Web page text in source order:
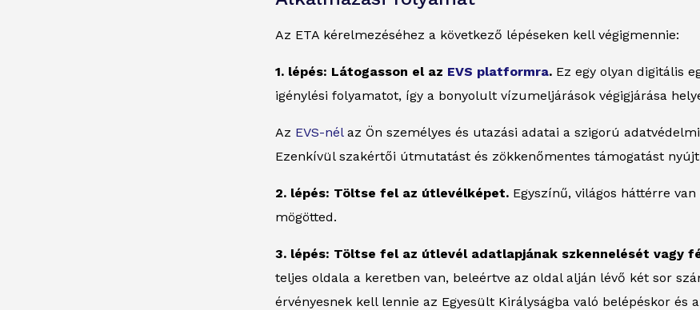
Az ETA kérelmezéséhez a következő lépéseken kell végigmennie:
1. lépés: Látogasson el az EVS platformra. Ez egy olyan digitális
igénylési folyamatot, így a bonyolult vízumeljárások végigjárása
Az EVS-nélaz Ön személyes és utazási adatai a szigorú
Ezenkívül szakértői útmutatást és zökkenőmentes támogatást
2. lépés: Töltse fel az útlevélképet. Egyszínű, világos háttérre
mögötted.
3. lépés: Töltse fel az útlevél adatlapjának szkennelését vagy
teljes oldala a keretben van, beleértve az oldal alján lévő két sor
érvényesnek kell lennie az Egyesült Királyságba való belépéskor és